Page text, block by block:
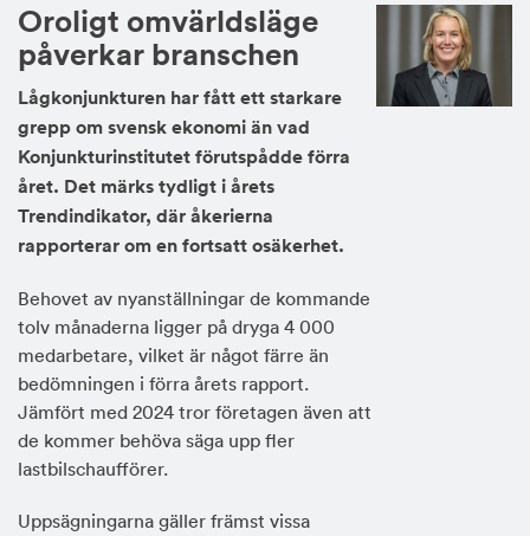
Oroligt omvärldsläge
påverkar branschen
Lågkonjunkturen har fått ett starkare
grepp om svensk ekonomi än vad
Konjunkturinstitutet förutspådde förra
året. Det märks tydligt i årets
Trendindikator, där åkerierna
rapporterar om en fortsatt osäkerhet.
Behovet av nyanställningar de kommande
tolv månaderna ligger på dryga 4 000
medarbetare, vilket är något färre än
bedömningen i förra årets rapport.
Jämfört med 2024 tror företagen även att
de kommer behöva säga upp fler
lastbilschaufförer.
Uppsägningarna gäller främst vissa